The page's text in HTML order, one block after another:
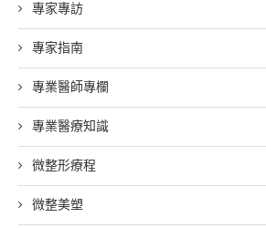
專家專訪
專家指南
專業醫師專欄
專業醫療知識
微整形療程
微整美塑